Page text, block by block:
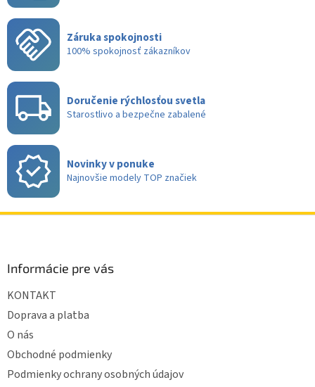
Záruka spokojnosti
100% spokojnosť zákazníkov
Doručenie rýchlosťou svetla
Starostlivo a bezpečne zabalené
Novinky v ponuke
Najnovšie modely TOP značiek
Informácie pre vás
KONTAKT
Doprava a platba
O nás
Obchodné podmienky
Podmienky ochrany osobných údajov